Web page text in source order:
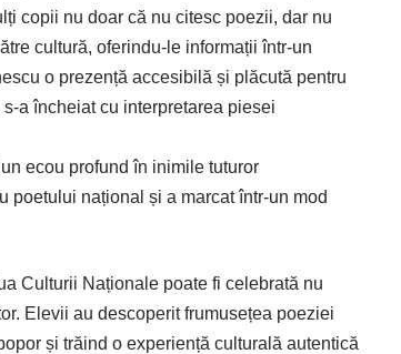
copii nu doar că nu citesc poezii, dar nu
cultură, oferindu-le informații într-un
o prezență accesibilă și plăcută pentru
a încheiat cu interpretarea piesei
ecou profund în inimile tuturor
poetului național și a marcat într-un mod
Culturii Naționale poate fi celebrată nu
Elevii au descoperit frumusețea poeziei
și trăind o experiență culturală autentică